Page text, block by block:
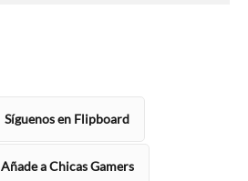
Síguenos en Flipboard
Añade a Chicas Gamers